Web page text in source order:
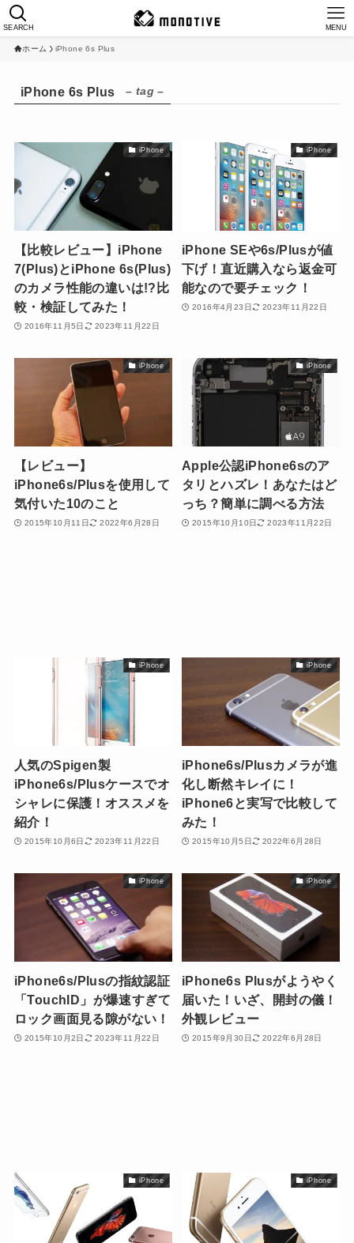
SEARCH MENU
ホーム iPhone 6s Plus
iPhone 6s Plus – tag –
iPhone
【比較レビュー】iPhone
7(Plus)とiPhone 6s(Plus)
のカメラ性能の違いは!?比
較・検証してみた！
2016年11月5日 2023年11月22日
iPhone
iPhone SEや6s/Plusが値
下げ！直近購入なら返金可
能なので要チェック！
2016年4月23日 2023年11月22日
iPhone
【レビュー】
iPhone6s/Plusを使用して
気付いた10のこと
2015年10月11日 2022年6月28日
iPhone
Apple公認iPhone6sのア
タリとハズレ！あなたはど
っち？簡単に調べる方法
2015年10月10日 2023年11月22日
iPhone
人気のSpigen製
iPhone6s/Plusケースでオ
シャレに保護！オススメを
紹介！
2015年10月6日 2023年11月22日
iPhone
iPhone6s/Plusカメラが進
化し断然キレイに！
iPhone6と実写で比較して
みた！
2015年10月5日 2022年6月28日
iPhone
iPhone6s/Plusの指紋認証
「TouchID」が爆速すぎて
ロック画面見る隙がない！
2015年10月2日 2023年11月22日
iPhone
iPhone6s Plusがようやく
届いた！いざ、開封の儀！
外観レビュー
2015年9月30日 2022年6月28日
iPhone iPhone